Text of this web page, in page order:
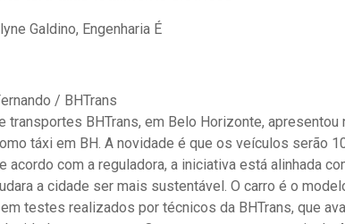
Galdino, Engenharia É
/ BHTrans
transportes BHTrans, em Belo Horizonte,
táxi em BH. A novidade é que os veículos serão
acordo com a reguladora, a iniciativa está alinhada
a cidade ser mais sustentável. O carro é o
testes realizados por técnicos da BHTrans, que